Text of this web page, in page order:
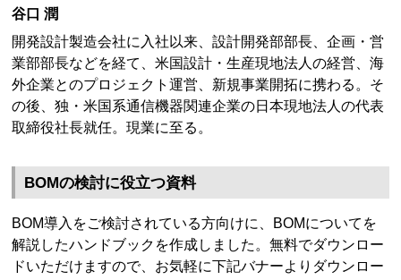
谷口 潤
開発設計製造会社に入社以来、設計開発部部長、企画・営
業部部長などを経て、米国設計・生産現地法人の経営、海
外企業とのプロジェクト運営、新規事業開拓に携わる。そ
の後、独・米国系通信機器関連企業の日本現地法人の代表
取締役社長就任。現業に至る。
BOMの検討に役立つ資料
BOM導入をご検討されている方向けに、BOMについてを
解説したハンドブックを作成しました。無料でダウンロー
ドいただけますので、お気軽に下記バナーよりダウンロー